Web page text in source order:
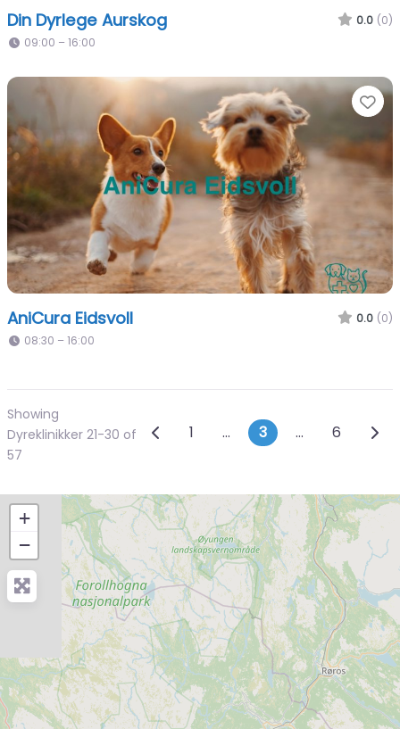
Din Dyrlege Aurskog 0.0 (0)
09:00 – 16:00
AniCura Eidsvoll 0.0 (0)
08:30 – 16:00
Showing
Dyreklinikker 21-30 of
57
Posts navigation
Newer posts
1 … 3 … 6
+
−